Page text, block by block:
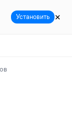
Установить ✕